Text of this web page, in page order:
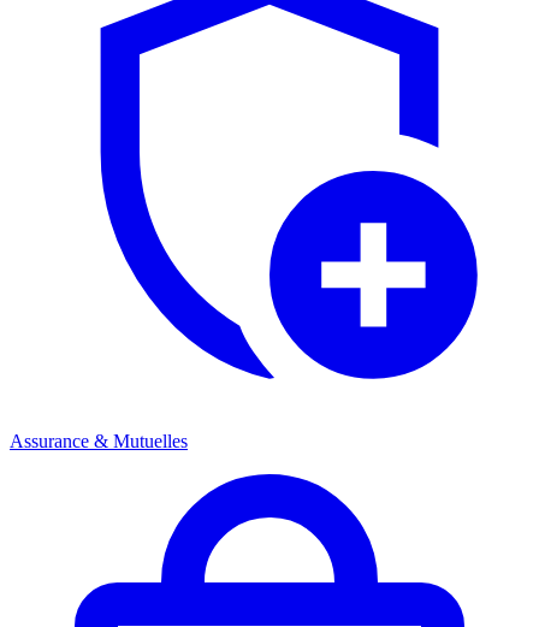
Assurance & Mutuelles